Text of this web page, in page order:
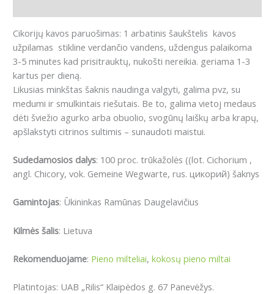
Cikorijų kavos paruošimas: 1 arbatinis šaukštelis kavos
užpilamas stikline verdančio vandens, uždengus palaikoma
3-5 minutes kad prisitrauktų, nukošti nereikia. geriama 1-3
kartus per dieną.
Likusias minkštas šaknis naudinga valgyti, galima pvz, su
medumi ir smulkintais riešutais. Be to, galima vietoj medaus
dėti šviežio agurko arba obuolio, svogūnų laiškų arba krapų,
apšlakstyti citrinos sultimis – sunaudoti maistui.
Sudedamosios dalys: 100 proc. trūkažolės ((lot. Cichorium ,
angl. Chicory, vok. Gemeine Wegwarte, rus. цикорий) šaknys
Gamintojas: Ūkininkas Ramūnas Daugelavičius
Kilmės šalis: Lietuva
Rekomenduojame: Pieno milteliai, kokosų pieno miltai
Platintojas: UAB „Rilis“ Klaipėdos g. 67 Panevėžys.